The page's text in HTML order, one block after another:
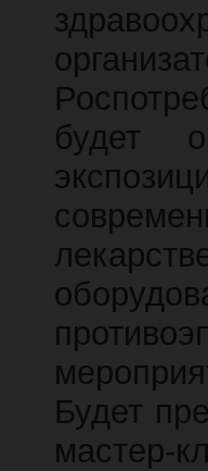
будет
Будет
мастер-